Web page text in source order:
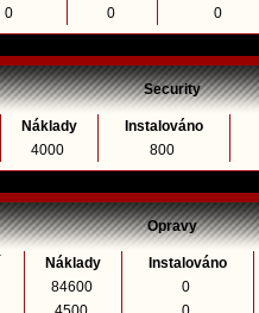
0 0 0
Security
Náklady Instalováno
4000 800
Opravy
Náklady Instalováno
84600 0